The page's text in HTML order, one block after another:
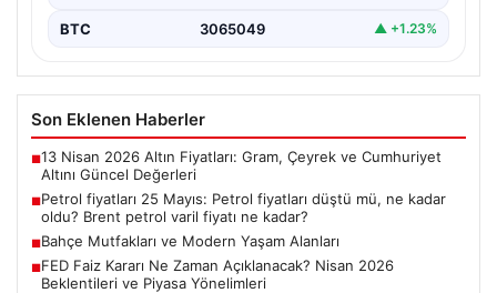
BTC 3065049 ▲ +1.23%
Son Eklenen Haberler
■13 Nisan 2026 Altın Fiyatları: Gram, Çeyrek ve Cumhuriyet
Altını Güncel Değerleri
■Petrol fiyatları 25 Mayıs: Petrol fiyatları düştü mü, ne kadar
oldu? Brent petrol varil fiyatı ne kadar?
■Bahçe Mutfakları ve Modern Yaşam Alanları
■FED Faiz Kararı Ne Zaman Açıklanacak? Nisan 2026
Beklentileri ve Piyasa Yönelimleri